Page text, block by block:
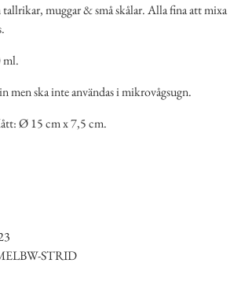
muggar & små skålar. Alla fina att mixa
ml.
men ska inte användas i mikrovågsugn.
Ø 15 cm x 7,5 cm.
STRID